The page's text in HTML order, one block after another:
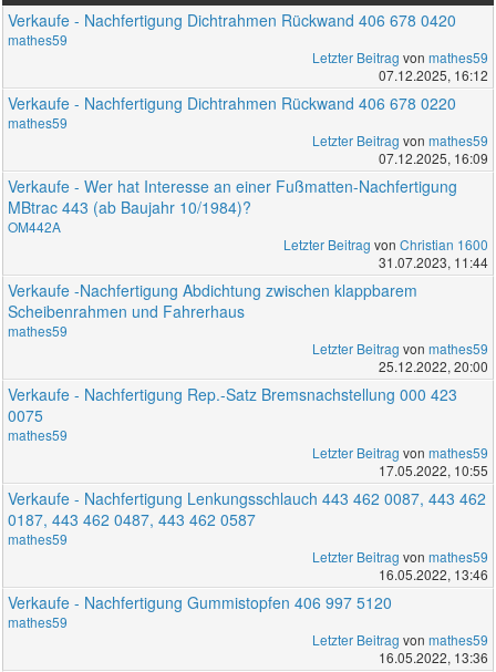
Verkaufe - Nachfertigung Dichtrahmen Rückwand 406 678 0420
mathes59
Letzter Beitrag von mathes59
07.12.2025, 16:12
Verkaufe - Nachfertigung Dichtrahmen Rückwand 406 678 0220
mathes59
Letzter Beitrag von mathes59
07.12.2025, 16:09
Verkaufe - Wer hat Interesse an einer Fußmatten-Nachfertigung
MBtrac 443 (ab Baujahr 10/1984)?
OM442A
Letzter Beitrag von Christian 1600
31.07.2023, 11:44
Verkaufe -Nachfertigung Abdichtung zwischen klappbarem
Scheibenrahmen und Fahrerhaus
mathes59
Letzter Beitrag von mathes59
25.12.2022, 20:00
Verkaufe - Nachfertigung Rep.-Satz Bremsnachstellung 000 423
0075
mathes59
Letzter Beitrag von mathes59
17.05.2022, 10:55
Verkaufe - Nachfertigung Lenkungsschlauch 443 462 0087, 443 462
0187, 443 462 0487, 443 462 0587
mathes59
Letzter Beitrag von mathes59
16.05.2022, 13:46
Verkaufe - Nachfertigung Gummistopfen 406 997 5120
mathes59
Letzter Beitrag von mathes59
16.05.2022, 13:36